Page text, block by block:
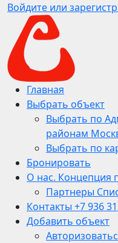
Войдите или
Главная
Выбрать объект
Выбрать по
районам
Выбрать по
Бронировать
О нас. Концепция
Партнеры
Контакты +7 936
Добавить объект